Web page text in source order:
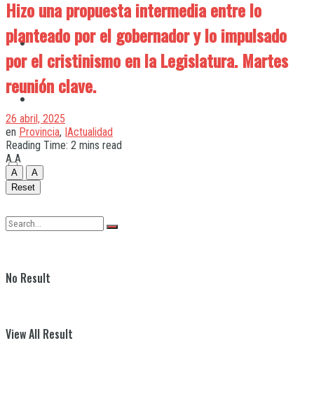
Quilmes
No Result
View All Result
Hizo una propuesta intermedia entre lo
planteado por el gobernador y lo impulsado
por el cristinismo en la Legislatura. Martes
reunión clave.
26 abril, 2025
en Provincia, |Actualidad
Reading Time: 2 mins read
A A
A
A
Reset